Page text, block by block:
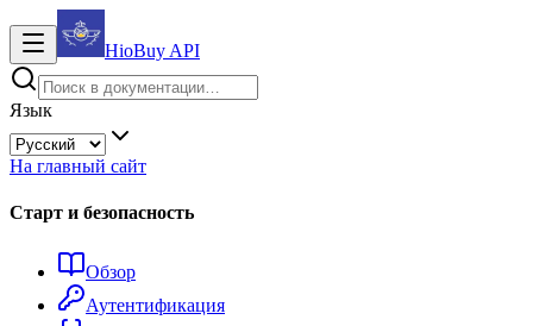
HioBuy API
Язык
На главный сайт
Старт и безопасность
Обзор
Аутентификация